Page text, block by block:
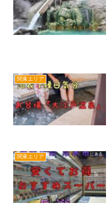
関東エリア
関東エリア